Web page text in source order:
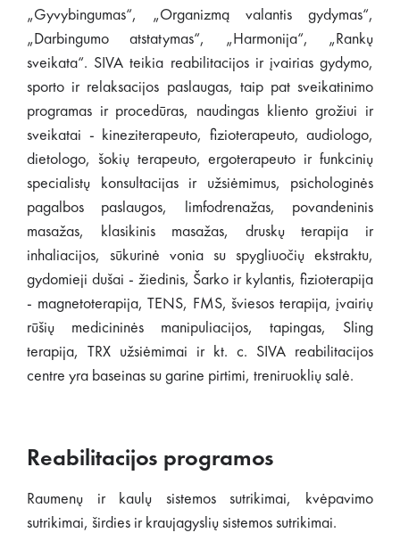
„Gyvybingumas“, „Organizmą valantis gydymas“,
„Darbingumo atstatymas“, „Harmonija“, „Rankų
sveikata“. SIVA teikia reabilitacijos ir įvairias gydymo,
sporto ir relaksacijos paslaugas, taip pat sveikatinimo
programas ir procedūras, naudingas kliento grožiui ir
sveikatai - kineziterapeuto, fizioterapeuto, audiologo,
dietologo, šokių terapeuto, ergoterapeuto ir funkcinių
specialistų konsultacijas ir užsiėmimus, psichologinės
pagalbos paslaugos, limfodrenažas, povandeninis
masažas, klasikinis masažas, druskų terapija ir
inhaliacijos, sūkurinė vonia su spygliuočių ekstraktu,
gydomieji dušai - žiedinis, Šarko ir kylantis, fizioterapija
- magnetoterapija, TENS, FMS, šviesos terapija, įvairių
rūšių medicininės manipuliacijos, tapingas, Sling
terapija, TRX užsiėmimai ir kt. c. SIVA reabilitacijos
centre yra baseinas su garine pirtimi, treniruoklių salė.
Reabilitacijos programos
Raumenų ir kaulų sistemos sutrikimai, kvėpavimo
sutrikimai, širdies ir kraujagyslių sistemos sutrikimai.